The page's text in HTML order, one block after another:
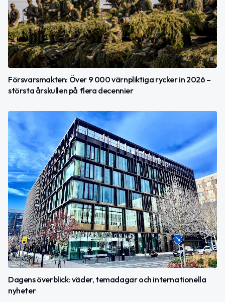
Försvarsmakten: Över 9 000 värnpliktiga rycker in 2026 –
största årskullen på flera decennier
Dagens överblick: väder, temadagar och internationella
nyheter